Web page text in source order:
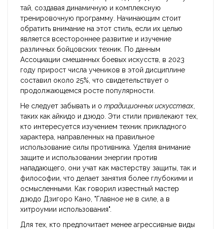
тай, создавая динамичную и комплексную
тренировочную программу. Начинающим стоит
обратить внимание на этот стиль, если их целью
является всестороннее развитие и изучение
различных бойцовских техник. По данным
Ассоциации смешанных боевых искусств, в 2023
году прирост числа учеников в этой дисциплине
составил около 25%, что свидетельствует о
продолжающемся росте популярности.
Не следует забывать и о традиционных искусствах
таких как айкидо и дзюдо. Эти стили привлекают тех,
кто интересуется изучением техник прикладного
характера, направленных на правильное
использование силы противника. Уделяя внимание
защите и использовании энергии против
нападающего, они учат как мастерству защиты, так и
философии, что делает занятия более глубокими и
осмысленными. Как говорил известный мастер
дзюдо Дзигоро Кано, "Главное не в силе, а в
хитроумии использования".
Для тех, кто предпочитает менее агрессивные виды